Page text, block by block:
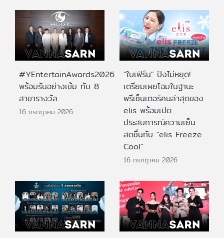
#YEntertainAwards2026
พร้อมรันอย่างเข้ม กับ 8
สาขารางวัล
16 กรกฎาคม 2026
"ใบเฟิร์น" ปังไม่หยุด!
เตรียมเผยโฉมในฐานะ
พรีเซ็นเตอร์คนล่าสุดของ
elis พร้อมเปิด
ประสบการณ์ความเย็น
สดชื่นกับ "elis Freeze
Cool"
16 กรกฎาคม 2026